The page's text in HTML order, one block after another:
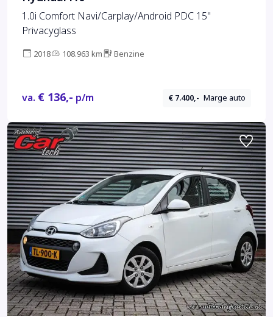
1.0i Comfort Navi/Carplay/Android PDC 15"
Privacyglass
2018 108.963 km Benzine
va. € 136,- p/m € 7.400,- Marge auto